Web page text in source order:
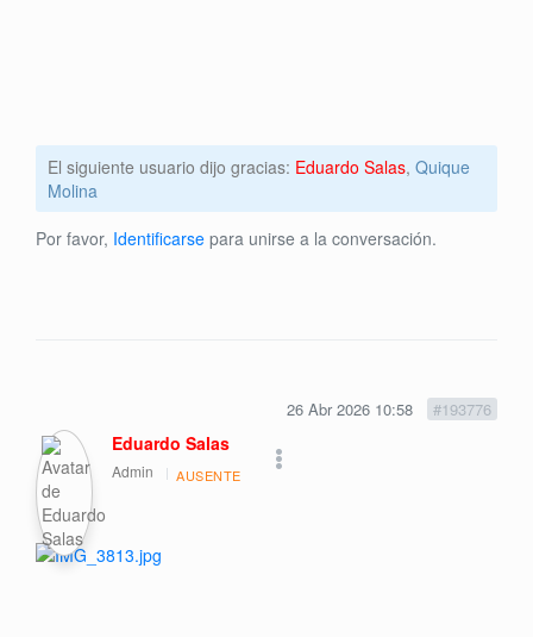
El siguiente usuario dijo gracias: Eduardo Salas, Quique
Molina
Por favor, Identificarse para unirse a la conversación.
26 Abr 2026 10:58 #193776
Eduardo Salas
Admin AUSENTE